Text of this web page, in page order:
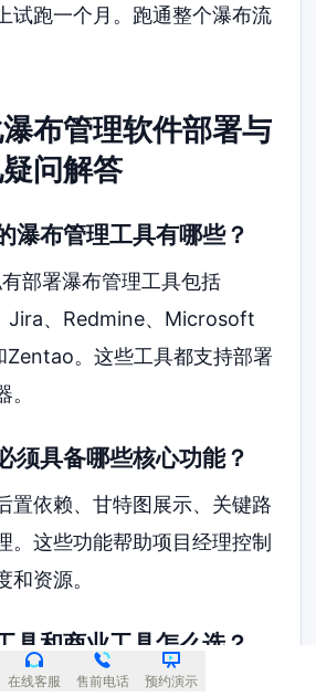
试跑一个月。跑通整个瀑布流
布管理软件部署与
问解答
瀑布管理工具有哪些？
部署瀑布管理工具包括
Jira、Redmine、Microsoft
。这些工具都支持部署
须具备哪些核心功能？
置依赖、甘特图展示、关键路
。这些功能帮助项目经理控制
和资源。
具和商业工具怎么选？
和Zentao免费但需要技术团
在线客服 售前电话 预约演示